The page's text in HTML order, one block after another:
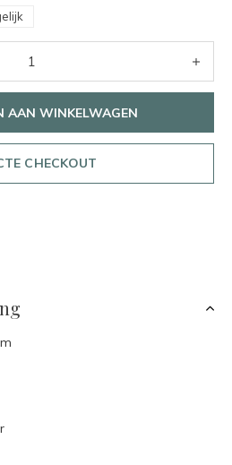
AAN WINKELWAGEN
CHECKOUT